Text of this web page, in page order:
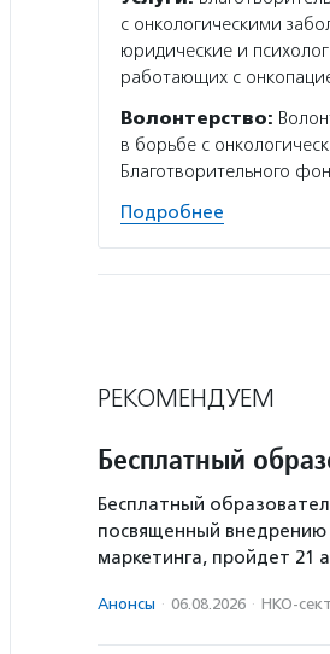
с онкологическими
юридические и
работающих с
Волонтерство:
в борьбе с
Благотворительного
Подробнее
РЕКОМЕНДУЕМ
Бесплатный
Бесплатный
посвященный внедрению
маркетинга, пройдет 21
Анонсы · 06.08.2026 · НКО-